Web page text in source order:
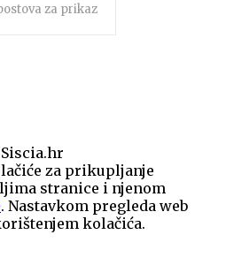
za prikaz
za prikupljanje
stranice i njenom
. Nastavkom pregleda web
kolačića.